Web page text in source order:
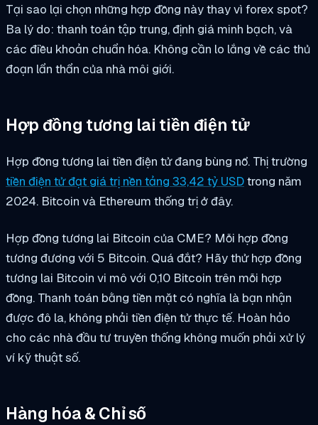
Tại sao lại chọn những hợp đồng này thay vì forex spot?
Ba lý do: thanh toán tập trung, định giá minh bạch, và
các điều khoản chuẩn hóa. Không cần lo lắng về các thủ
đoạn lẩn thẩn của nhà môi giới.
Hợp đồng tương lai tiền điện tử
Hợp đồng tương lai tiền điện tử đang bùng nổ. Thị trường
tiền điện tử đạt giá trị nền tảng 33,42 tỷ USDtrong năm
2024. Bitcoin và Ethereum thống trị ở đây.
Hợp đồng tương lai Bitcoin của CME? Mỗi hợp đồng
tương đương với 5 Bitcoin. Quá đắt? Hãy thử hợp đồng
tương lai Bitcoin vi mô với 0,10 Bitcoin trên mỗi hợp
đồng. Thanh toán bằng tiền mặt có nghĩa là bạn nhận
được đô la, không phải tiền điện tử thực tế. Hoàn hảo
cho các nhà đầu tư truyền thống không muốn phải xử lý
ví kỹ thuật số.
Hàng hóa & Chỉ số